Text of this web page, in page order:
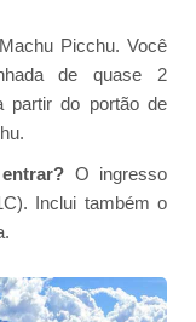
Picchu. Você
de quase 2
partir do portão de
O ingresso
Inclui também o